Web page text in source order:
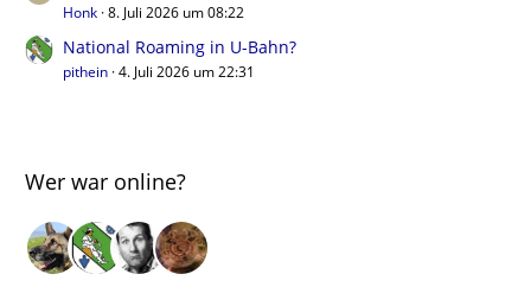
Honk 8. Juli 2026 um 08:22
National Roaming in U-Bahn?
pithein 4. Juli 2026 um 22:31
Wer war online?